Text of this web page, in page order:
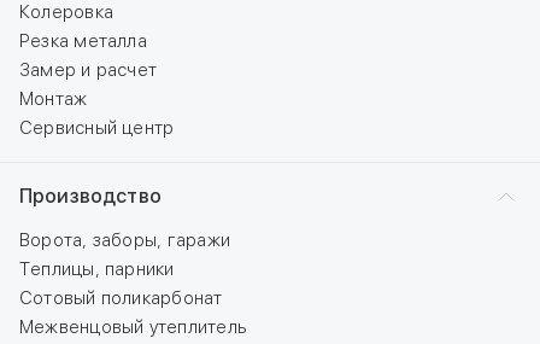
Колеровка
Резка металла
Замер и расчет
Монтаж
Сервисный центр
Производство
Ворота, заборы, гаражи
Теплицы, парники
Сотовый поликарбонат
Межвенцовый утеплитель